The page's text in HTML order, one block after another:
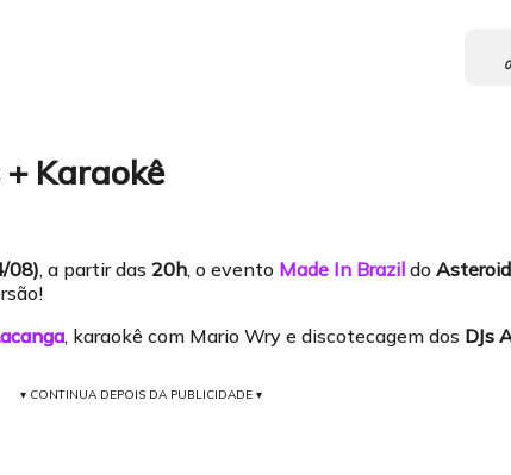
Karaokê
08), a partir das 20h, o evento Made In Brazil do Asteroid
, karaokê com Mario Wry e discotecagem dos DJs
▾ CONTINUA DEPOIS DA PUBLICIDADE ▾